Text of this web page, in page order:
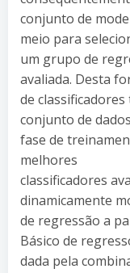
conjunto de
meio para
um grupo de
avaliada. Desta
de
conjunto de
fase de
melhores
classificadores
dinamicamente
de regressão a
Básico de
dada pela